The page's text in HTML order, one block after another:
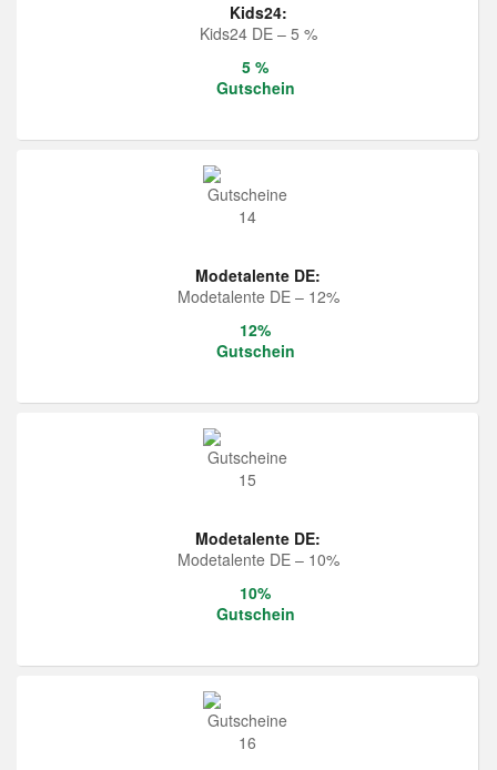
Kids24:
Kids24 DE – 5 %
5 %
Gutschein
Modetalente DE:
Modetalente DE – 12%
12%
Gutschein
Modetalente DE:
Modetalente DE – 10%
10%
Gutschein